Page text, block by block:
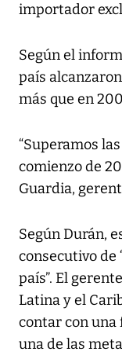
importador
Según el
país
más que en
“Superamos
comienzo de
Guardia,
Según Durán,
consecutivo de
país”. El
Latina y el
contar con una
una de las